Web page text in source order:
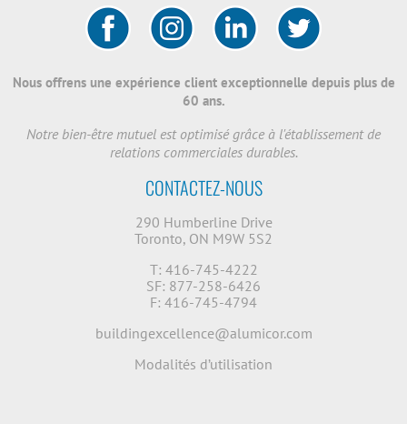
Nous offrens une expérience client exceptionnelle depuis plus de
60 ans.
Notre bien-être mutuel est optimisé grâce à l'établissement de
relations commerciales durables.
CONTACTEZ-NOUS
290 Humberline Drive
Toronto, ON M9W 5S2
T: 416-745-4222
SF: 877-258-6426
F: 416-745-4794
buildingexcellence@alumicor.com
Modalités d’utilisation